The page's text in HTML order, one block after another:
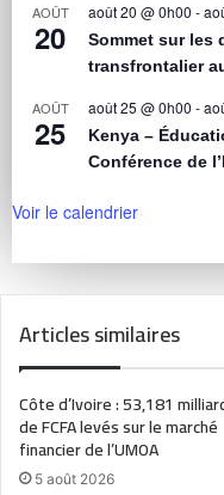
AOÛT
20
août 20 @ 0h00 -
Sommet sur les
transfrontalier
AOÛT
25
août 25 @ 0h00 -
Kenya –
Conférence de
Voir le calendrier
Articles similaires
Côte d’Ivoire : 53,181
de FCFA levés sur le marché
financier de l’UMOA
5 août 2026